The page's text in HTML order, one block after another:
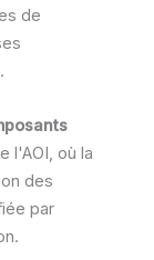
de
l'AOI, où la
des
par